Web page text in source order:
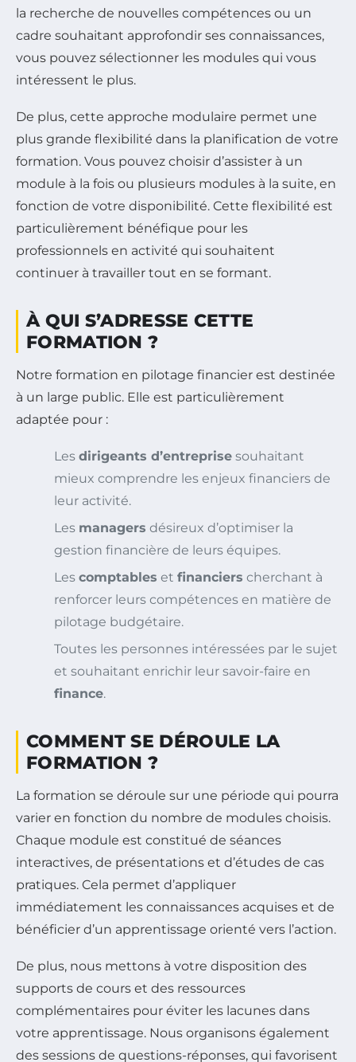
la recherche de nouvelles compétences ou un
cadre souhaitant approfondir ses connaissances,
vous pouvez sélectionner les modules qui vous
intéressent le plus.
De plus, cette approche modulaire permet une
plus grande flexibilité dans la planification de votre
formation. Vous pouvez choisir d’assister à un
module à la fois ou plusieurs modules à la suite, en
fonction de votre disponibilité. Cette flexibilité est
particulièrement bénéfique pour les
professionnels en activité qui souhaitent
continuer à travailler tout en se formant.
À QUI S’ADRESSE CETTE
FORMATION ?
Notre formation en pilotage financier est destinée
à un large public. Elle est particulièrement
adaptée pour :
Les dirigeants d’entreprise souhaitant
mieux comprendre les enjeux financiers de
leur activité.
Les managers désireux d’optimiser la
gestion financière de leurs équipes.
Les comptables et financiers cherchant à
renforcer leurs compétences en matière de
pilotage budgétaire.
Toutes les personnes intéressées par le sujet
et souhaitant enrichir leur savoir-faire en
finance.
COMMENT SE DÉROULE LA
FORMATION ?
La formation se déroule sur une période qui pourra
varier en fonction du nombre de modules choisis.
Chaque module est constitué de séances
interactives, de présentations et d’études de cas
pratiques. Cela permet d’appliquer
immédiatement les connaissances acquises et de
bénéficier d’un apprentissage orienté vers l’action.
De plus, nous mettons à votre disposition des
supports de cours et des ressources
complémentaires pour éviter les lacunes dans
votre apprentissage. Nous organisons également
des sessions de questions-réponses, qui favorisent